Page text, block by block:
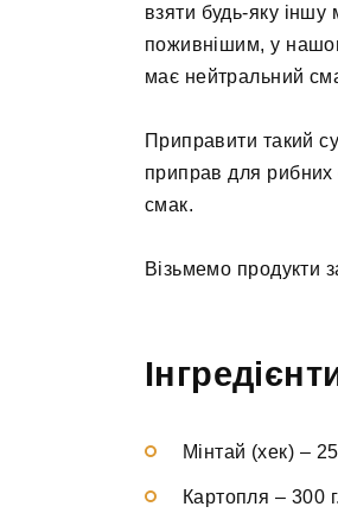
взяти будь-яку
поживнішим, у
має нейтральний
Приправити такий
приправ для рибних
смак.
Візьмемо продукти
Мінтай (хек) –
Картопля – 300 г.